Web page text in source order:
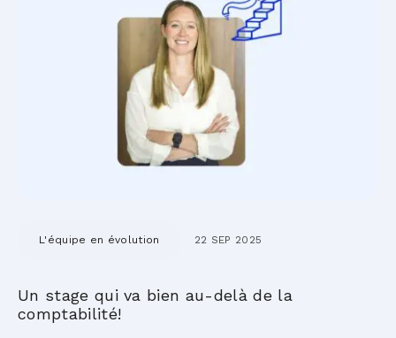
L'équipe en évolution 22 SEP 2025
Un stage qui va bien au-delà de la
comptabilité!